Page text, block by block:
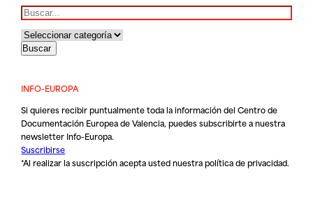
Buscar
INFO-EUROPA
Si quieres recibir puntualmente toda la información del Centro de
Documentación Europea de Valencia, puedes subscribirte a nuestra
newsletter Info-Europa.
Suscribirse
*Al realizar la suscripción acepta usted nuestrapolítica de privacidad.